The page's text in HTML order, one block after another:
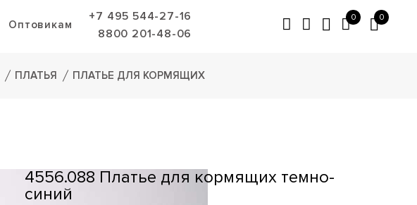
Оптовикам
+7 495 544-27-16
8800 201-48-06
0 0
ПЛАТЬЯ ПЛАТЬЕ ДЛЯ КОРМЯЩИХ
4556.088 Платье для кормящих темно-
синий